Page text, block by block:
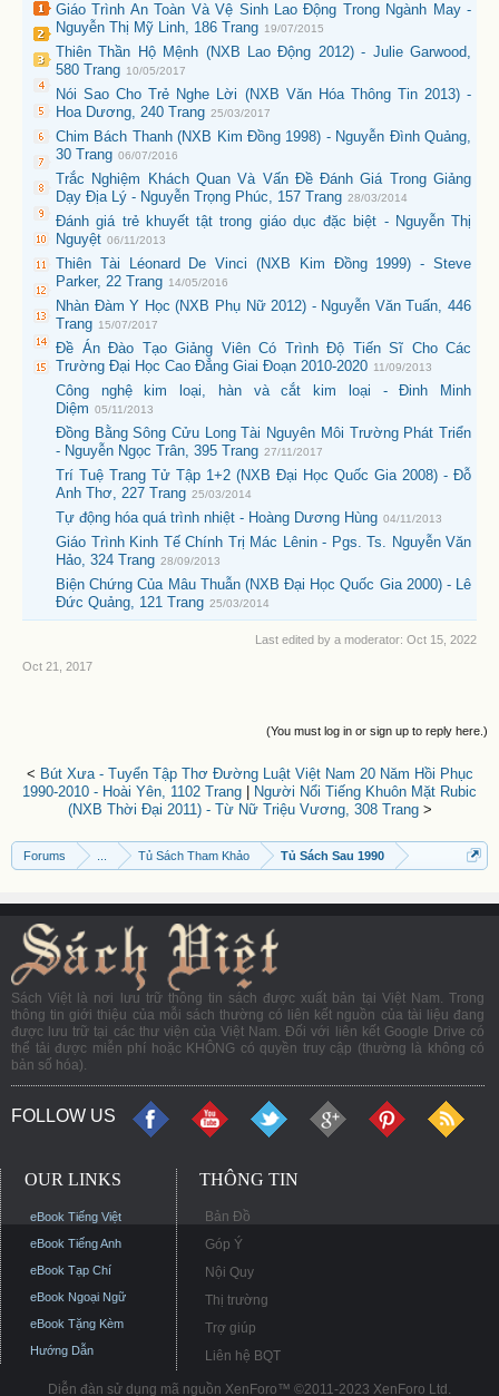
Giáo Trình An Toàn Và Vệ Sinh Lao Động Trong Ngành May -
Nguyễn Thị Mỹ Linh, 186 Trang 19/07/2015
Thiên Thần Hộ Mệnh (NXB Lao Động 2012) - Julie Garwood,
580 Trang 10/05/2017
Nói Sao Cho Trẻ Nghe Lời (NXB Văn Hóa Thông Tin 2013) -
Hoa Dương, 240 Trang 25/03/2017
Chim Bách Thanh (NXB Kim Đồng 1998) - Nguyễn Đình Quảng,
30 Trang 06/07/2016
Trắc Nghiệm Khách Quan Và Vấn Đề Đánh Giá Trong Giảng
Dạy Địa Lý - Nguyễn Trọng Phúc, 157 Trang 28/03/2014
Đánh giá trẻ khuyết tật trong giáo dục đặc biệt - Nguyễn Thị
Nguyệt 06/11/2013
Thiên Tài Léonard De Vinci (NXB Kim Đồng 1999) - Steve
Parker, 22 Trang 14/05/2016
Nhàn Đàm Y Học (NXB Phụ Nữ 2012) - Nguyễn Văn Tuấn, 446
Trang 15/07/2017
Đề Án Đào Tạo Giảng Viên Có Trình Độ Tiến Sĩ Cho Các
Trường Đại Học Cao Đẳng Giai Đoạn 2010-2020 11/09/2013
Công nghệ kim loại, hàn và cắt kim loại - Đinh Minh
Diệm 05/11/2013
Đồng Bằng Sông Cửu Long Tài Nguyên Môi Trường Phát Triển
- Nguyễn Ngọc Trân, 395 Trang 27/11/2017
Trí Tuệ Trang Tử Tập 1+2 (NXB Đại Học Quốc Gia 2008) - Đỗ
Anh Thơ, 227 Trang 25/03/2014
Tự động hóa quá trình nhiệt - Hoàng Dương Hùng 04/11/2013
Giáo Trình Kinh Tế Chính Trị Mác Lênin - Pgs. Ts. Nguyễn Văn
Hảo, 324 Trang 28/09/2013
Biện Chứng Của Mâu Thuẫn (NXB Đại Học Quốc Gia 2000) - Lê
Đức Quảng, 121 Trang 25/03/2014
Last edited by a moderator: Oct 15, 2022
Oct 21, 2017
(You must log in or sign up to reply here.)
< Bút Xưa - Tuyển Tập Thơ Đường Luật Việt Nam 20 Năm Hồi Phục
1990-2010 - Hoài Yên, 1102 Trang
Người Nổi Tiếng Khuôn Mặt Rubic
(NXB Thời Đại 2011) - Từ Nữ Triệu Vương, 308 Trang>
Forums Tủ Sách Tham Khảo Tủ Sách Sau 1990
Sách Việt là nơi lưu trữ thông tin sách được xuất bản tại Việt Nam. Trong
thông tin giới thiệu của mỗi sách thường có liên kết nguồn của tài liệu đang
được lưu trữ tại các thư viện của Việt Nam. Đối với liên kết Google Drive có
thể tải được miễn phí hoặc KHÔNG có quyền truy cập (thường là không có
bản số hóa).
FOLLOW US
OUR LINKS
eBook Tiếng Việt
eBook Tiếng Anh
eBook Tạp Chí
eBook Ngoại Ngữ
eBook Tặng Kèm
Hướng Dẫn
THÔNG TIN
Bản Đồ
Góp Ý
Nội Quy
Thị trường
Trợ giúp
Liên hệ BQT
Diễn đàn sử dụng mã nguồn XenForo™ ©2011-2023 XenForo Ltd.